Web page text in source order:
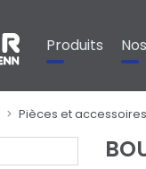
Produits
Pièces et